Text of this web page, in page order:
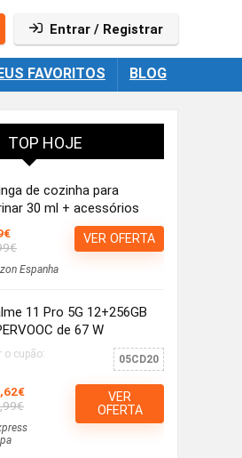
Entrar / Registrar
FAVORITOS BLOG
TOP HOJE
de cozinha para
30 ml + acessórios
Espanha
VER OFERTA
11 Pro 5G 12+256GB
de 67 W
o cupão: 05CD20
VER
OFERTA